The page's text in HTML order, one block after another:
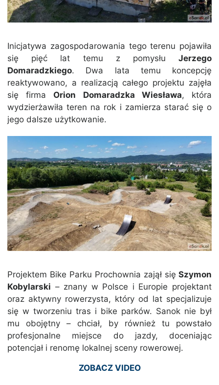
Inicjatywa zagospodarowania tego terenu pojawiła
się pięć lat temu z pomysłu Jerzego
Domaradzkiego. Dwa lata temu koncepcję
reaktywowano, a realizacją całego projektu zajęła
się firma Orion Domaradzka Wiesława, która
wydzierżawiła teren na rok i zamierza starać się o
jego dalsze użytkowanie.
Projektem Bike Parku Prochownia zajął się Szymon
Kobylarski – znany w Polsce i Europie projektant
oraz aktywny rowerzysta, który od lat specjalizuje
się w tworzeniu tras i bike parków. Sanok nie był
mu obojętny – chciał, by również tu powstało
profesjonalne miejsce do jazdy, doceniając
potencjał i renomę lokalnej sceny rowerowej.
ZOBACZ VIDEO